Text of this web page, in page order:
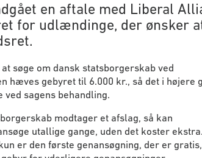
en aftale med Liberal
for udlændinge, der ønsker
søge om dansk statsborgerskab ved
hæves gebyret til 6.000 kr., så det i højere
sagens behandling.
modtager et afslag, så kan
utallige gange, uden det koster
er den første genansøgning, der er